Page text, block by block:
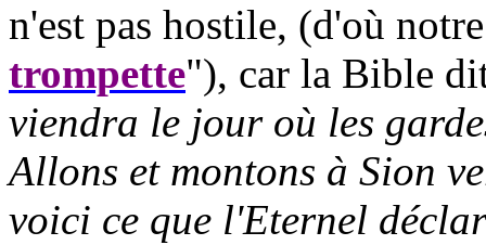
n'est pas hostile, (d'où
trompette"), car la Bible
viendra le jour où les
Allons et montons à Sion
voici ce que l'Eternel